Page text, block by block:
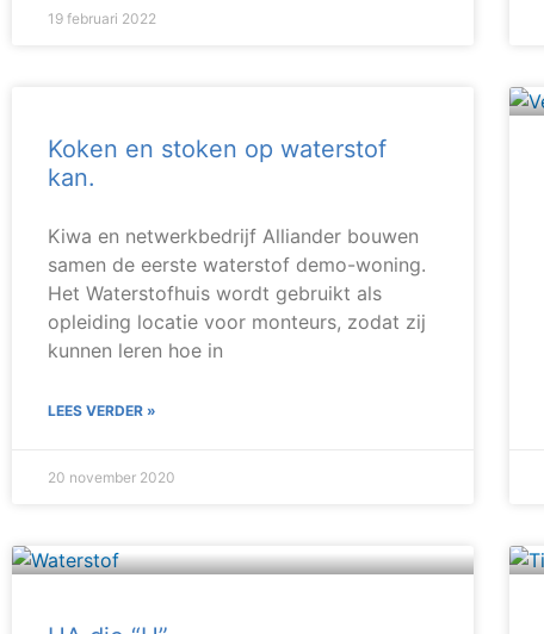
19 februari 2022
Koken en stoken op waterstof
kan.
Kiwa en netwerkbedrijf Alliander bouwen
samen de eerste waterstof demo-woning.
Het Waterstofhuis wordt gebruikt als
opleiding locatie voor monteurs, zodat zij
kunnen leren hoe in
LEES VERDER »
20 november 2020